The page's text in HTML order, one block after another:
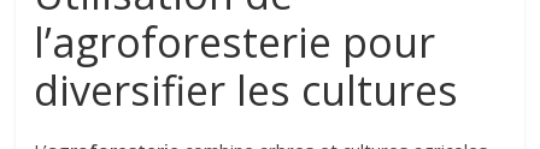
l’agroforesterie pour
diversifier les cultures